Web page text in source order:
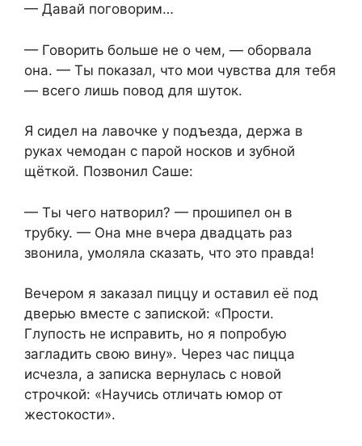
— Давай поговорим…
— Говорить больше не о чем, — оборвала
она. — Ты показал, что мои чувства для тебя
— всего лишь повод для шуток.
Я сидел на лавочке у подъезда, держа в
руках чемодан с парой носков и зубной
щёткой. Позвонил Саше:
— Ты чего натворил? — прошипел он в
трубку. — Она мне вчера двадцать раз
звонила, умоляла сказать, что это правда!
Вечером я заказал пиццу и оставил её под
дверью вместе с запиской: «Прости.
Глупость не исправить, но я попробую
загладить свою вину». Через час пицца
исчезла, а записка вернулась с новой
строчкой: «Научись отличать юмор от
жестокости».